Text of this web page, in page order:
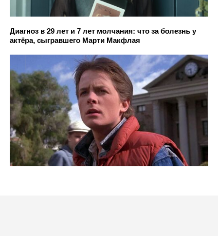
Диагноз в 29 лет и 7 лет молчания: что за болезнь у
актёра, сыгравшего Марти Макфлая